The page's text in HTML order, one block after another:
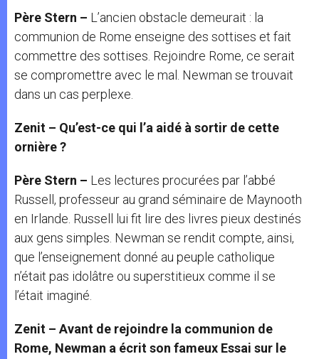
Père Stern – L’ancien obstacle demeurait : la
communion de Rome enseigne des sottises et fait
commettre des sottises. Rejoindre Rome, ce serait
se compromettre avec le mal. Newman se trouvait
dans un cas perplexe.
Zenit – Qu’est-ce qui l’a aidé à sortir de cette
ornière ?
Père Stern – Les lectures procurées par l’abbé
Russell, professeur au grand séminaire de Maynooth
en Irlande. Russell lui fit lire des livres pieux destinés
aux gens simples. Newman se rendit compte, ainsi,
que l’enseignement donné au peuple catholique
n’était pas idolâtre ou superstitieux comme il se
l’était imaginé.
Zenit – Avant de rejoindre la communion de
Rome, Newman a écrit son fameux Essai sur le